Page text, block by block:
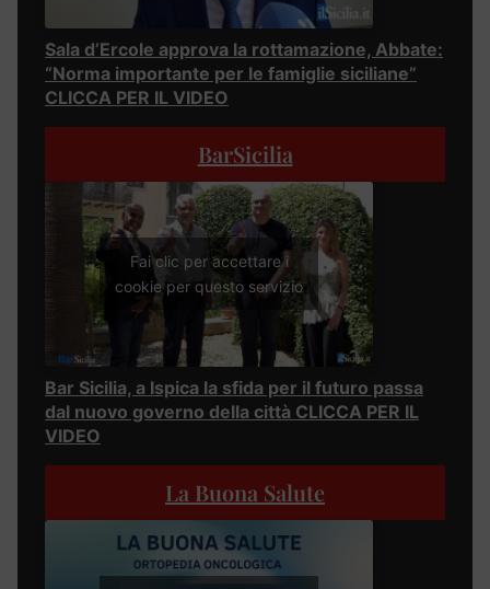
Sala d’Ercole approva la rottamazione, Abbate:
“Norma importante per le famiglie siciliane”
CLICCA PER IL VIDEO
BarSicilia
Fai clic per accettare i
cookie per questo servizio
Bar Sicilia, a Ispica la sfida per il futuro passa
dal nuovo governo della città CLICCA PER IL
VIDEO
La Buona Salute